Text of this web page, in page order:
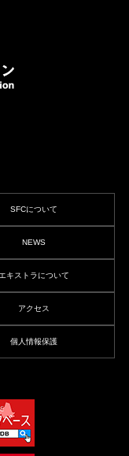
SFCについて
NEWS
キストラについて
アクセス
個人情報保護